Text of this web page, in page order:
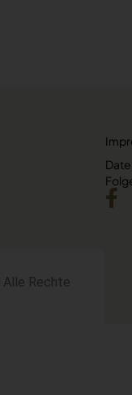
Alle Rechte